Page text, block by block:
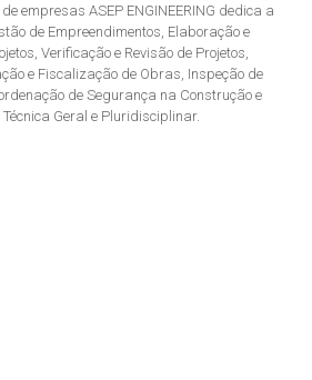
empresas ASEP ENGINEERING dedica a
de Empreendimentos, Elaboração e
Verificação e Revisão de Projetos,
e Fiscalização de Obras, Inspeção de
de Segurança na Construção e
Geral e Pluridisciplinar.